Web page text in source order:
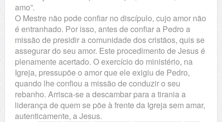
amo”.
O Mestre não pode confiar no discípulo, cujo amor não
é entranhado. Por isso, antes de confiar a Pedro a
missão de presidir a comunidade dos cristãos, quis se
assegurar do seu amor. Este procedimento de Jesus é
plenamente acertado. O exercício do ministério, na
Igreja, pressupõe o amor que ele exigiu de Pedro,
quando lhe confiou a missão de conduzir o seu
rebanho. Arrisca-se a descambar para a tirania a
liderança de quem se põe à frente da Igreja sem amar,
autenticamente, a Jesus.